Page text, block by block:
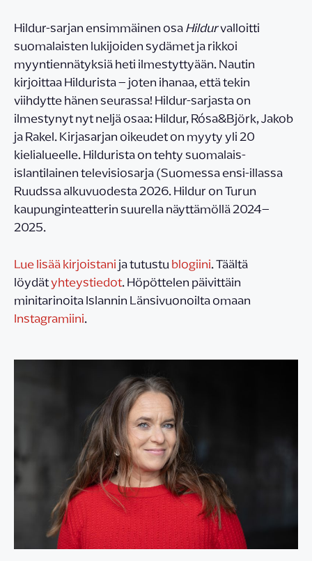
Hildur-sarjan ensimmäinen osaHildurvalloitti
suomalaisten lukijoiden sydämet ja rikkoi
myyntiennätyksiä heti ilmestyttyään. Nautin
kirjoittaa Hildurista – joten ihanaa, että tekin
viihdytte hänen seurassa! Hildur-sarjasta on
ilmestynyt nyt neljä osaa: Hildur, Rósa&Björk, Jakob
ja Rakel. Kirjasarjan oikeudet on myyty yli 20
kielialueelle. Hildurista on tehty suomalais-
islantilainen televisiosarja (Suomessa ensi-illassa
Ruudssa alkuvuodesta 2026. Hildur on Turun
kaupunginteatterin suurella näyttämöllä 2024–
2025.
Lue lisää kirjoistanija tutustublogiini. Täältä
löydätyhteystiedot. Höpöttelen päivittäin
minitarinoita Islannin Länsivuonoilta omaan
Instagramiini.